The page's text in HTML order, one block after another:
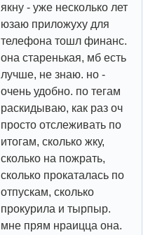
якну - уже несколько лет
юзаю приложуху для
телефона тошл финанс.
она старенькая, мб есть
лучше, не знаю. но -
очень удобно. по тегам
раскидываю, как раз оч
просто отслеживать по
итогам, сколько жку,
сколько на пожрать,
сколько прокаталась по
отпускам, сколько
прокурила и тырпыр.
мне прям нраицца она.